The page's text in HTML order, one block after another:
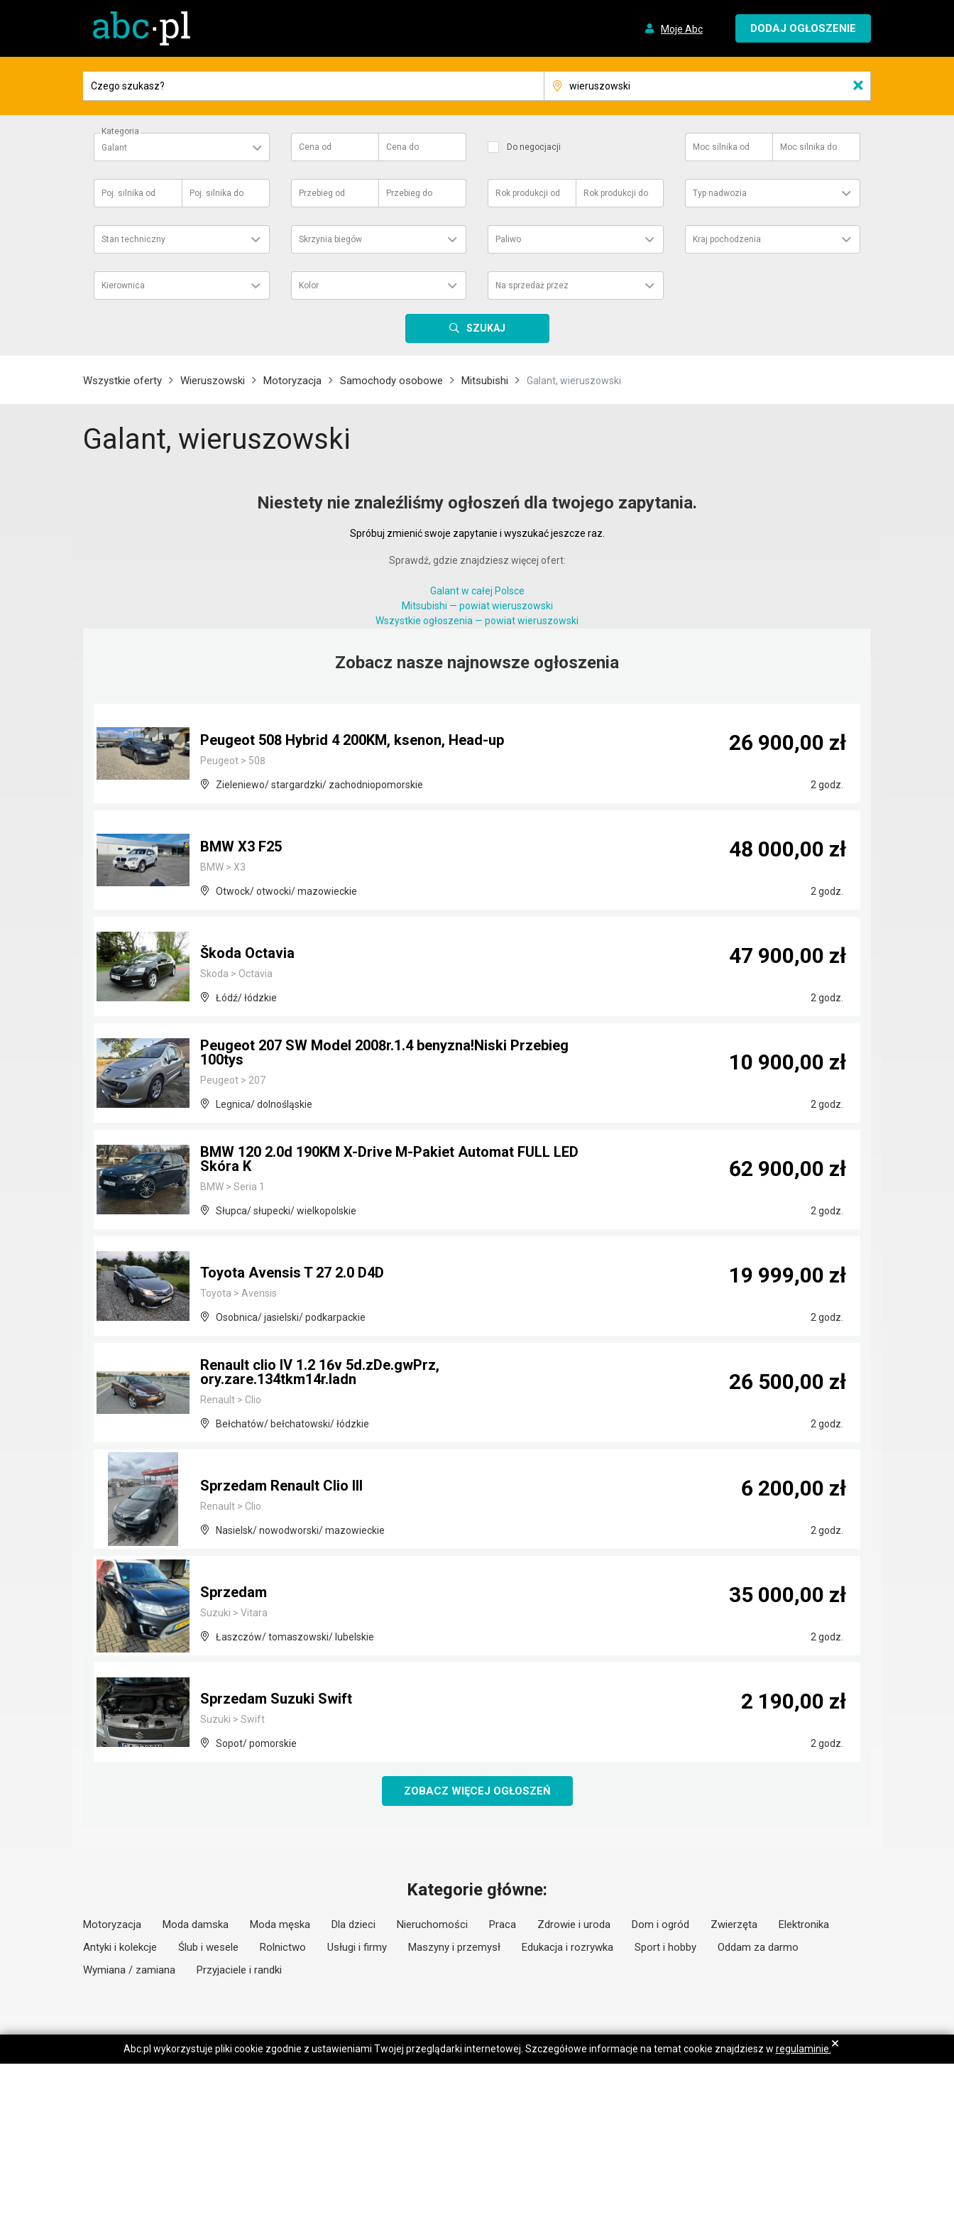
Moje Abc DODAJ OGŁOSZENIE
×
Kategoria
Galant
Cena od Cena do Do negocjacji Moc silnika od Moc silnika do
Poj. silnika od Poj. silnika do Przebieg od Przebieg do Rok produkcji od Rok produkcji do Typ nadwozia
Stan techniczny Skrzynia biegów Paliwo Kraj pochodzenia
Kierownica Kolor Na sprzedaż przez
SZUKAJ
Wszystkie oferty Wieruszowski Motoryzacja Samochody osobowe Mitsubishi Galant, wieruszowski
Galant, wieruszowski
Niestety nie znaleźliśmy ogłoszeń dla twojego zapytania.
Spróbuj zmienić swoje zapytanie i wyszukać jeszcze raz.
Sprawdź, gdzie znajdziesz więcej ofert:
Galant w całej Polsce
Mitsubishi — powiat wieruszowski
Wszystkie ogłoszenia — powiat wieruszowski
Zobacz nasze najnowsze ogłoszenia
Peugeot 508 Hybrid 4 200KM, ksenon, Head-up
Peugeot > 508
Zieleniewo/ stargardzki/ zachodniopomorskie 2 godz.
26 900,00 zł
BMW X3 F25
BMW > X3
Otwock/ otwocki/ mazowieckie 2 godz.
48 000,00 zł
Škoda Octavia
Skoda > Octavia
Łódź/ łódzkie 2 godz.
47 900,00 zł
Peugeot 207 SW Model 2008r.1.4 benyzna!Niski Przebieg
100tys
Peugeot > 207
Legnica/ dolnośląskie 2 godz.
10 900,00 zł
BMW 120 2.0d 190KM X-Drive M-Pakiet Automat FULL LED
Skóra K
BMW > Seria 1
Słupca/ słupecki/ wielkopolskie 2 godz.
62 900,00 zł
Toyota Avensis T 27 2.0 D4D
Toyota > Avensis
Osobnica/ jasielski/ podkarpackie 2 godz.
19 999,00 zł
Renault clio IV 1.2 16v 5d.zDe.gwPrz,
ory.zare.134tkm14r.ladn
Renault > Clio
Bełchatów/ bełchatowski/ łódzkie 2 godz.
26 500,00 zł
Sprzedam Renault Clio III
Renault > Clio
Nasielsk/ nowodworski/ mazowieckie 2 godz.
6 200,00 zł
Sprzedam
Suzuki > Vitara
Łaszczów/ tomaszowski/ lubelskie 2 godz.
35 000,00 zł
Sprzedam Suzuki Swift
Suzuki > Swift
Sopot/ pomorskie 2 godz.
2 190,00 zł
ZOBACZ WIĘCEJ OGŁOSZEŃ
Kategorie główne:
Motoryzacja Moda damska Moda męska Dla dzieci Nieruchomości Praca Zdrowie i uroda Dom i ogród Zwierzęta
Elektronika
Antyki i kolekcje
Ślub i wesele Rolnictwo Usługi i firmy Maszyny i przemysł Edukacja i rozrywka Sport i hobby
Oddam za darmo
Wymiana / zamiana
Przyjaciele i randki
Abc.pl wykorzystuje pliki cookie zgodnie z ustawieniami Twojej przeglądarki internetowej. Szczegółowe informacje na temat cookie znajdziesz w regulaminie. ×